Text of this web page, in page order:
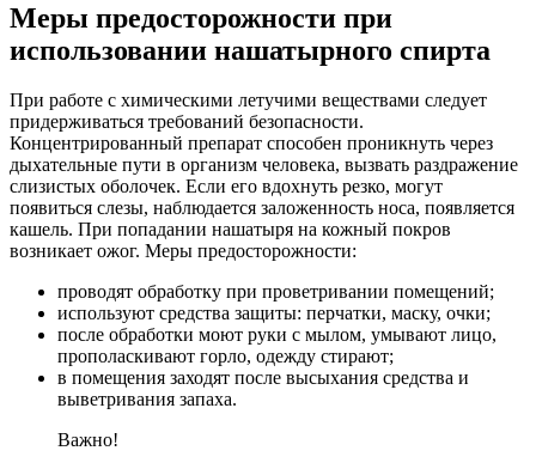
Меры предосторожности при
использовании нашатырного спирта
При работе с химическими летучими веществами следует
придерживаться требований безопасности.
Концентрированный препарат способен проникнуть через
дыхательные пути в организм человека, вызвать раздражение
слизистых оболочек. Если его вдохнуть резко, могут
появиться слезы, наблюдается заложенность носа, появляется
кашель. При попадании нашатыря на кожный покров
возникает ожог. Меры предосторожности:
проводят обработку при проветривании помещений;
используют средства защиты: перчатки, маску, очки;
после обработки моют руки с мылом, умывают лицо,
прополаскивают горло, одежду стирают;
в помещения заходят после высыхания средства и
выветривания запаха.
Важно!